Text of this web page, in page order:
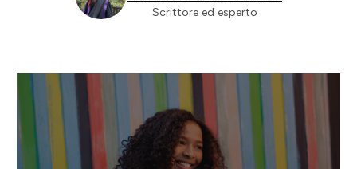
Scrittore ed esperto